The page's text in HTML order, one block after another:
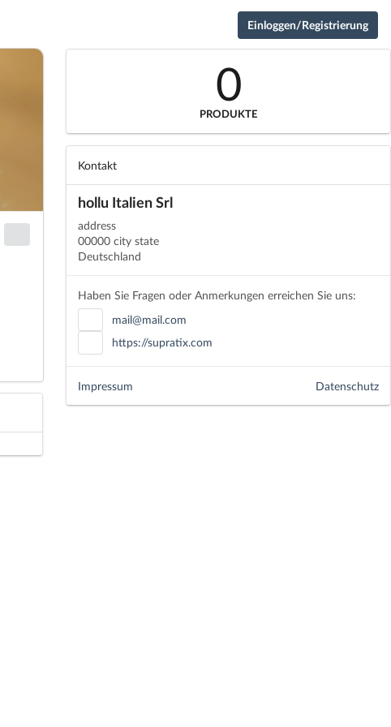
Einloggen/Registrierung
0
PRODUKTE
Kontakt
hollu Italien Srl
address
00000 city state
Deutschland
Haben Sie Fragen oder Anmerkungen erreichen Sie uns:
mail@mail.com
https://supratix.com
Datenschutz
Impressum